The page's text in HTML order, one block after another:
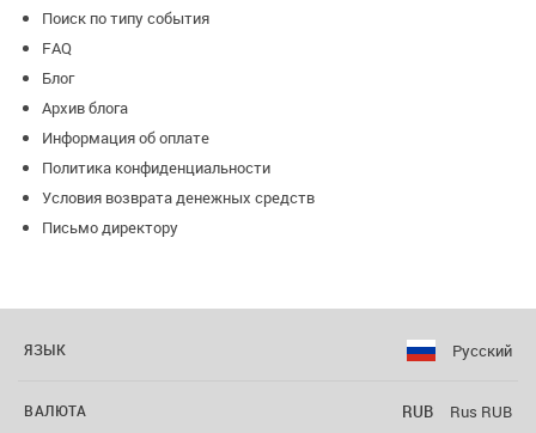
Поиск по типу события
FAQ
Блог
Архив блога
Информация об оплате
Политика конфиденциальности
Условия возврата денежных средств
Письмо директору
ЯЗЫК Русский
ВАЛЮТА RUB Rus RUB